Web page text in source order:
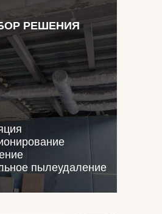
пылеудаление
РЕШЕНИЯ